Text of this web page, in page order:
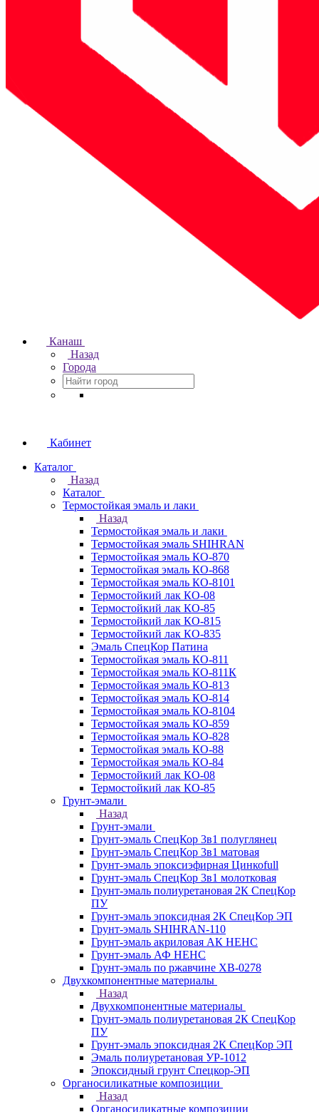
Канаш
Назад
Города
Кабинет
Каталог
Назад
Каталог
Термостойкая эмаль и лаки
Назад
Термостойкая эмаль и лаки
Термостойкая эмаль SHIHRAN
Термостойкая эмаль КО-870
Термостойкая эмаль КО-868
Термостойкая эмаль КО-8101
Термостойкий лак КО-08
Термостойкий лак КО-85
Термостойкий лак КО-815
Термостойкий лак КО-835
Эмаль СпецКор Патина
Термостойкая эмаль КО-811
Термостойкая эмаль КО-811К
Термостойкая эмаль КО-813
Термостойкая эмаль КО-814
Термостойкая эмаль КО-8104
Термостойкая эмаль КО-859
Термостойкая эмаль КО-828
Термостойкая эмаль КО-88
Термостойкая эмаль КО-84
Термостойкий лак КО-08
Термостойкий лак КО-85
Грунт-эмали
Назад
Грунт-эмали
Грунт-эмаль СпецКор 3в1 полуглянец
Грунт-эмаль СпецКор 3в1 матовая
Грунт-эмаль эпоксиэфирная Цинкоfull
Грунт-эмаль СпецКор 3в1 молотковая
Грунт-эмаль полиуретановая 2К СпецКор
ПУ
Грунт-эмаль эпоксидная 2К СпецКор ЭП
Грунт-эмаль SHIHRAN-110
Грунт-эмаль акриловая АК НЕНС
Грунт-эмаль АФ НЕНС
Грунт-эмаль по ржавчине ХВ-0278
Двухкомпонентные материалы
Назад
Двухкомпонентные материалы
Грунт-эмаль полиуретановая 2К СпецКор
ПУ
Грунт-эмаль эпоксидная 2К СпецКор ЭП
Эмаль полиуретановая УР-1012
Эпоксидный грунт Спецкор-ЭП
Органосиликатные композиции
Назад
Органосиликатные композиции